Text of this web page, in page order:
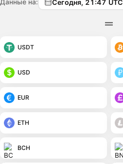
Данные на: Сегодня, 21:47 UTC
USDT
USD
EUR
ETH
BCH